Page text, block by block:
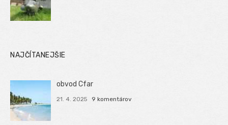
NAJČÍTANEJŠIE
obvod Cfar
21. 4. 2025 9 komentárov